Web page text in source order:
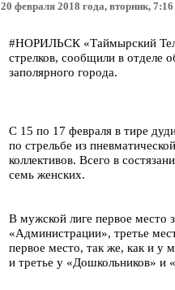
20 февраля 2018 года, вторник, 7:16
#НОРИЛЬСК «Таймырский
стрелков, сообщили в отделе
заполярного города.
С 15 по 17 февраля в тире
по стрельбе из
коллективов. Всего в
семь женских.
В мужской лиге первое место
«Администрации», третье
первое место, так же, как и у
и третье у «Дошкольников» и